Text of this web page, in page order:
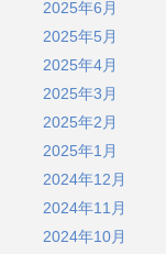
2025年6月
2025年5月
2025年4月
2025年3月
2025年2月
2025年1月
2024年12月
2024年11月
2024年10月